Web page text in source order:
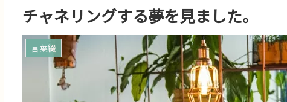
チャネリングする夢を見ました。
言葉綴